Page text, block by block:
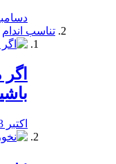
دسامبر 19,
تناسب اندام
اکتبر 3, 2019